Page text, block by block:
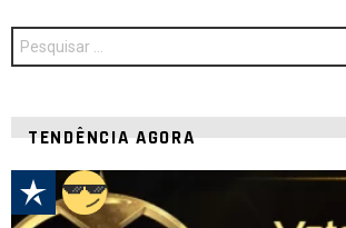
Procurar
por:
TENDÊNCIA AGORA